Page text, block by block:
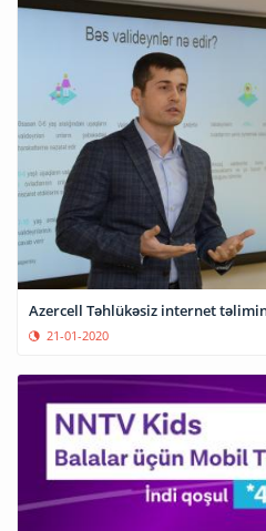
Azercell Təhlükəsiz internet
21-01-2020